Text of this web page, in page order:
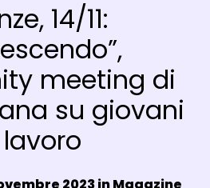
14/11:
meeting di
su giovani